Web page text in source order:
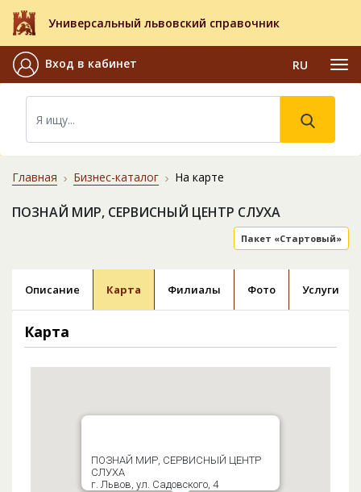
Универсальный львовский справочник
Вход в кабинет RU
Главная Бизнес-каталог На карте
ПОЗНАЙ МИР, СЕРВИСНЫЙ ЦЕНТР СЛУХА
Пакет «Стартовый»
Описание Карта Филиалы Фото Услуги
Карта
ПОЗНАЙ МИР, СЕРВИСНЫЙ ЦЕНТР
СЛУХА
г. Львов, ул. Садовского, 4